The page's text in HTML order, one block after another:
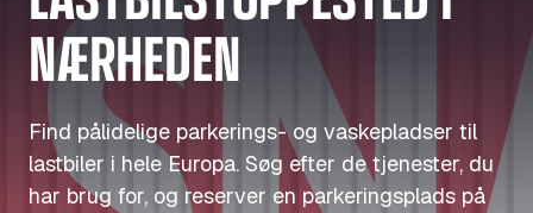
NÆRHEDEN
Find pålidelige parkerings- og vaskepladser til
lastbiler i hele Europa. Søg efter de tjenester, du
har brug for, og reserver en parkeringsplads på